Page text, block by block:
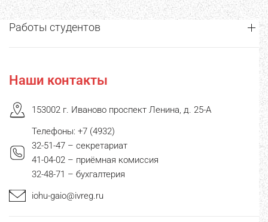
Работы студентов
Наши контакты
153002 г. Иваново проспект Ленина, д. 25-А
Телефоны: +7 (4932)
32-51-47 – секретариат
41-04-02 – приёмная комиссия
32-48-71 – бухгалтерия
iohu-gaio@ivreg.ru